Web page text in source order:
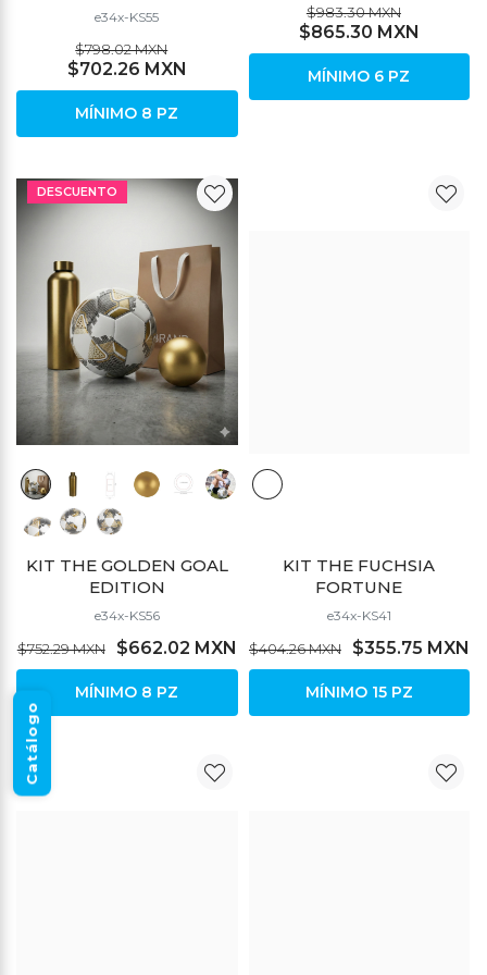
Catálogo
e34x-KS55
$798.02 MXN
$702.26 MXN
MÍNIMO 8 PZ
$983.30 MXN
$865.30 MXN
MÍNIMO 6 PZ
DESCUENTO
KIT THE GOLDEN GOAL
EDITION
e34x-KS56
$752.29 MXN $662.02 MXN
MÍNIMO 8 PZ
KIT THE FUCHSIA
FORTUNE
e34x-KS41
$404.26 MXN $355.75 MXN
MÍNIMO 15 PZ